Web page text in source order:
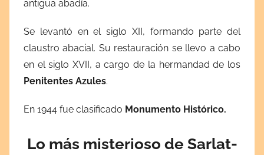
antigua abadía.
Se levantó en el siglo XII, formando parte del
claustro abacial. Su restauración se llevo a cabo
en el siglo XVII, a cargo de la hermandad de los
Penitentes Azules.
En 1944 fue clasificado Monumento Histórico.
Lo más misterioso de Sarlat-